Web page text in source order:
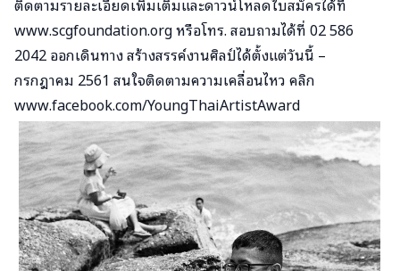
www.scgfoundation.orgหรือโทร. สอบถามได้ที่ 02 586
2042 ออกเดินทาง สร้างสรรค์งานศิลป์ได้ตั้งแต่วันนี้ –
กรกฎาคม 2561 สนใจติดตามความเคลื่อนไหว คลิก
www.facebook.com/YoungThaiArtistAward